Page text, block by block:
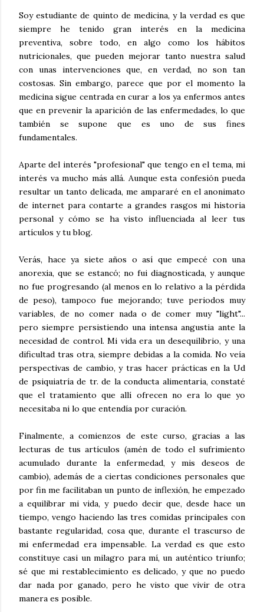
Soy estudiante de quinto de medicina, y la verdad es que
siempre he tenido gran interés en la medicina
preventiva, sobre todo, en algo como los hábitos
nutricionales, que pueden mejorar tanto nuestra salud
con unas intervenciones que, en verdad, no son tan
costosas. Sin embargo, parece que por el momento la
medicina sigue centrada en curar a los ya enfermos antes
que en prevenir la aparición de las enfermedades, lo que
también se supone que es uno de sus fines
fundamentales.
Aparte del interés "profesional" que tengo en el tema, mi
interés va mucho más allá. Aunque esta confesión pueda
resultar un tanto delicada, me ampararé en el anonimato
de internet para contarte a grandes rasgos mi historia
personal y cómo se ha visto influenciada al leer tus
artículos y tu blog.
Verás, hace ya siete años o así que empecé con una
anorexia, que se estancó; no fui diagnosticada, y aunque
no fue progresando (al menos en lo relativo a la pérdida
de peso), tampoco fue mejorando; tuve periodos muy
variables, de no comer nada o de comer muy "light"...
pero siempre persistiendo una intensa angustia ante la
necesidad de control. Mi vida era un desequilibrio, y una
dificultad tras otra, siempre debidas a la comida. No veía
perspectivas de cambio, y tras hacer prácticas en la Ud
de psiquiatría de tr. de la conducta alimentaria, constaté
que el tratamiento que allí ofrecen no era lo que yo
necesitaba ni lo que entendía por curación.
Finalmente, a comienzos de este curso, gracias a las
lecturas de tus artículos (amén de todo el sufrimiento
acumulado durante la enfermedad, y mis deseos de
cambio), además de a ciertas condiciones personales que
por fin me facilitaban un punto de inflexión, he empezado
a equilibrar mi vida, y puedo decir que, desde hace un
tiempo, vengo haciendo las tres comidas principales con
bastante regularidad, cosa que, durante el trascurso de
mi enfermedad era impensable. La verdad es que esto
constituye casi un milagro para mí, un auténtico triunfo;
sé que mi restablecimiento es delicado, y que no puedo
dar nada por ganado, pero he visto que vivir de otra
manera es posible.